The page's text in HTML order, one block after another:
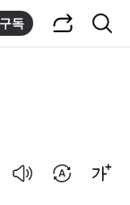
구독